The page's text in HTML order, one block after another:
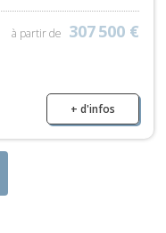
à partir de 307 500 €
+ d'infos